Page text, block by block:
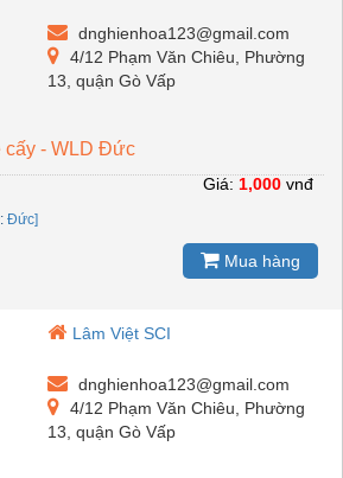
dnghienhoa123@gmail.com
4/12 Phạm Văn Chiêu, Phường
13, quận Gò Vấp
cấy - WLD Đức
: Đức]
Giá: 1,000 vnđ
Mua hàng
Lâm Việt SCI
dnghienhoa123@gmail.com
4/12 Phạm Văn Chiêu, Phường
13, quận Gò Vấp